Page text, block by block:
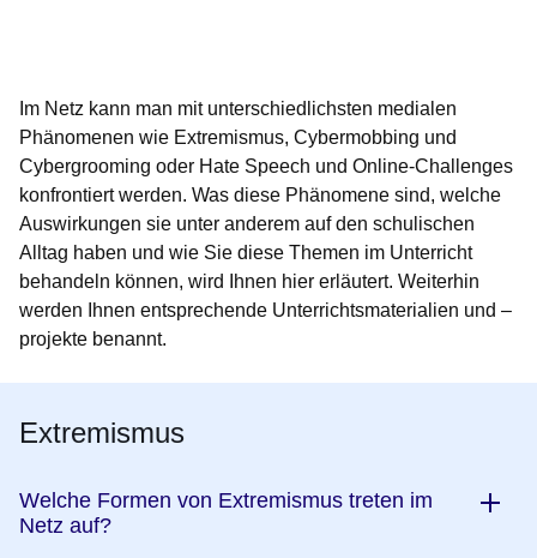
Im Netz kann man mit unterschiedlichsten medialen
Phänomenen wie Extremismus, Cybermobbing und
Cybergrooming oder Hate Speech und Online-Challenges
konfrontiert werden. Was diese Phänomene sind, welche
Auswirkungen sie unter anderem auf den schulischen
Alltag haben und wie Sie diese Themen im Unterricht
behandeln können, wird Ihnen hier erläutert. Weiterhin
werden Ihnen entsprechende Unterrichtsmaterialien und –
projekte benannt.
Extremismus
Welche Formen von Extremismus treten im
Netz auf?